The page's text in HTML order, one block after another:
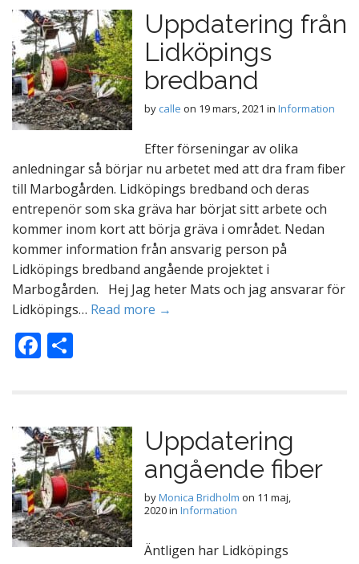
Uppdatering från
Lidköpings
bredband
by calle on 19 mars, 2021 in Information
Efter förseningar av olika
anledningar så börjar nu arbetet med att dra fram fiber
till Marbogården. Lidköpings bredband och deras
entrepenör som ska gräva har börjat sitt arbete och
kommer inom kort att börja gräva i området. Nedan
kommer information från ansvarig person på
Lidköpings bredband angående projektet i
Marbogården. Hej Jag heter Mats och jag ansvarar för
Lidköpings… Read more →
F
b
o
o
k
Uppdatering
angående fiber
byMonica Bridholm on 11 maj,
2020in Information
Äntligen har Lidköpings